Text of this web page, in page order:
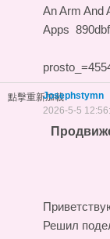
An Arm And
Apps
點擊重新加載Josephstymn
2026-5-5
Решил